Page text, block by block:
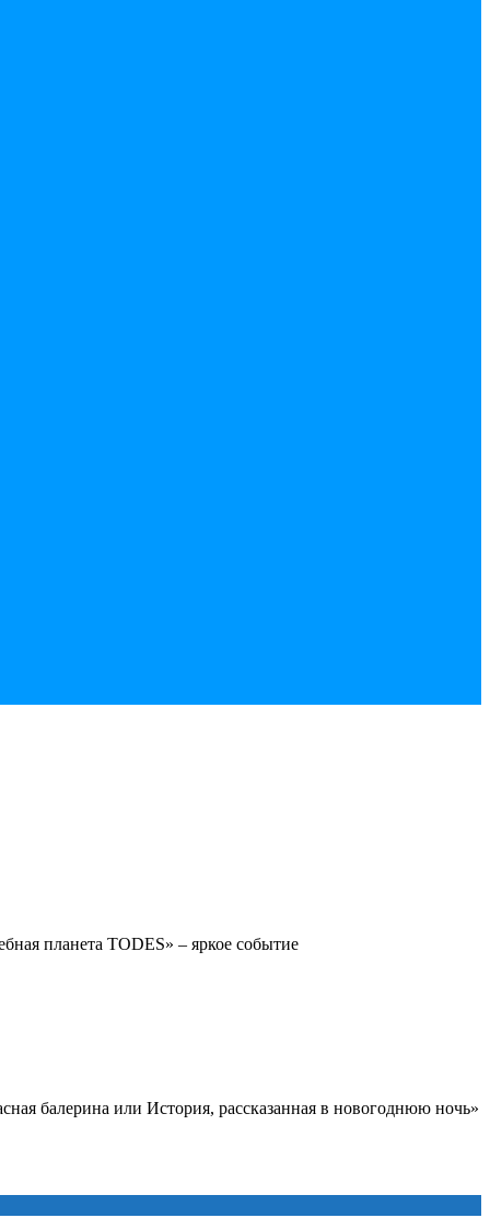
планета TODES» – яркое событие
балерина или История, рассказанная в новогоднюю ночь»